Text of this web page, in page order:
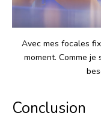
Avec mes focales
moment. Comme
Conclusion